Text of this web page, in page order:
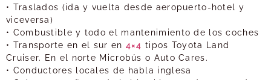
• Traslados (ida y vuelta desde aeropuerto-hotel y
viceversa)
• Combustible y todo el mantenimiento de los coches
• Transporte en el sur en 4×4 tipos Toyota Land
Cruiser. En el norte Microbús o Auto Cares.
• Conductores locales de habla inglesa